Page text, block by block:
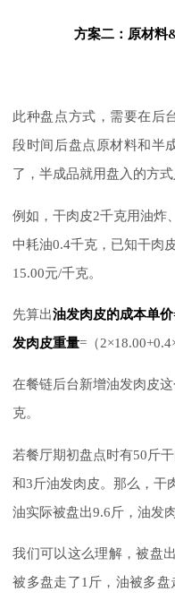
方案二：原材料
此种盘点方式，需要在后
段时间后盘点原材料和半
了，半成品就用盘入的方式
例如，干肉皮2千克用油炸
中耗油0.4千克，已知干肉
15.00元/千克。
先算出油发肉皮的成本单
发肉皮重量=（
在餐链后台新增油发肉皮
克。
若餐厅期初盘点时有50斤
和3斤油发肉皮。那么，干
油实际被盘出9.6斤，油发
我们可以这么理解，被盘
被多盘走了1斤，油被多